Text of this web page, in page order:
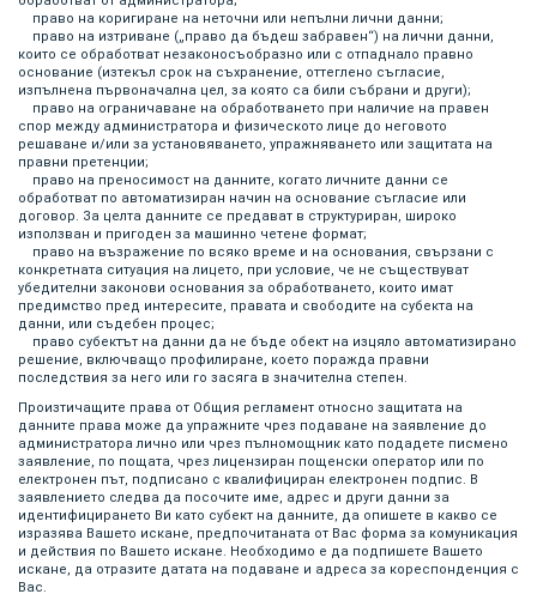
право на коригиране на неточни или непълни лични данни;
право на изтриване („право да бъдеш забравен“) на лични данни,
които се обработват незаконосъобразно или с отпаднало правно
основание (изтекъл срок на съхранение, оттеглено съгласие,
изпълнена първоначална цел, за която са били събрани и други);
право на ограничаване на обработването при наличие на правен
спор между администратора и физическото лице до неговото
решаване и/или за установяването, упражняването или защитата на
правни претенции;
право на преносимост на данните, когато личните данни се
обработват по автоматизиран начин на основание съгласие или
договор. За целта данните се предават в структуриран, широко
използван и пригоден за машинно четене формат;
право на възражение по всяко време и на основания, свързани с
конкретната ситуация на лицето, при условие, че не съществуват
убедителни законови основания за обработването, които имат
предимство пред интересите, правата и свободите на субекта на
данни, или съдебен процес;
право субектът на данни да не бъде обект на изцяло автоматизирано
решение, включващо профилиране, което поражда правни
последствия за него или го засяга в значителна степен.
Произтичащите права от Общия регламент относно защитата на
данните права може да упражните чрез подаване на заявление до
администратора лично или чрез пълномощник като подадете писмено
заявление, по пощата, чрез лицензиран пощенски оператор или по
електронен път, подписано с квалифициран електронен подпис. В
заявлението следва да посочите име, адрес и други данни за
идентифицирането Ви като субект на данните, да опишете в какво се
изразява Вашето искане, предпочитаната от Вас форма за комуникация
и действия по Вашето искане. Необходимо е да подпишете Вашето
искане, да отразите датата на подаване и адреса за кореспонденция с
Вас.